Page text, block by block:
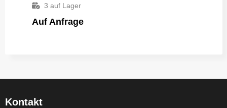
3 auf Lager
Auf Anfrage
Kontakt